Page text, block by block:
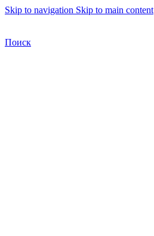
Skip to navigation Skip to main content
Поиск